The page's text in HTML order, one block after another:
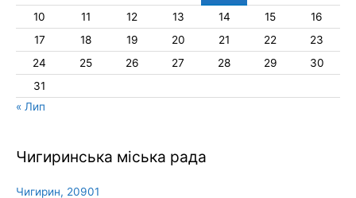
10
11 12 13 14 15
16
17
18 19 20 21 22
23
24
25 26 27 28 29
30
31
« Лип
Чигиринська міська рада
Чигирин, 20901